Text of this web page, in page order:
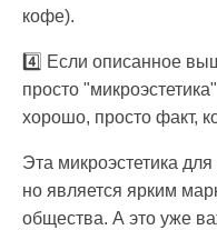
кофе).
4️⃣ Если описанное
просто
хорошо, просто факт,
Эта микроэстетика
но является ярким
общества. А это уже